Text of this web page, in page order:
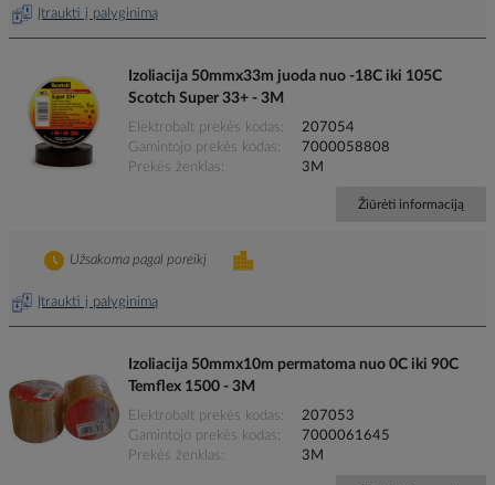
Įtraukti į palyginimą
Izoliacija 50mmx33m juoda nuo -18C iki 105C
Scotch Super 33+ - 3M
Elektrobalt prekės kodas
207054
Gamintojo prekės kodas
7000058808
Prekės ženklas
3M
Žiūrėti informaciją
Įtraukti į palyginimą
Užsakoma pagal poreikį
Izoliacija 50mmx10m permatoma nuo 0C iki 90C
Temflex 1500 - 3M
Elektrobalt prekės kodas
207053
Gamintojo prekės kodas
7000061645
Prekės ženklas
3M